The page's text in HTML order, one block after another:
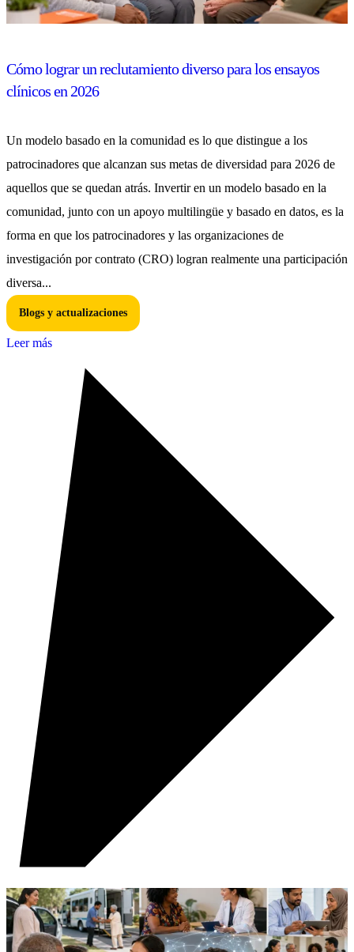
Cómo lograr un reclutamiento diverso para los ensayos
clínicos en 2026
Un modelo basado en la comunidad es lo que distingue a los
patrocinadores que alcanzan sus metas de diversidad para 2026 de
aquellos que se quedan atrás. Invertir en un modelo basado en la
comunidad, junto con un apoyo multilingüe y basado en datos, es la
forma en que los patrocinadores y las organizaciones de
investigación por contrato (CRO) logran realmente una participación
diversa...
Blogs y actualizaciones
Leer más